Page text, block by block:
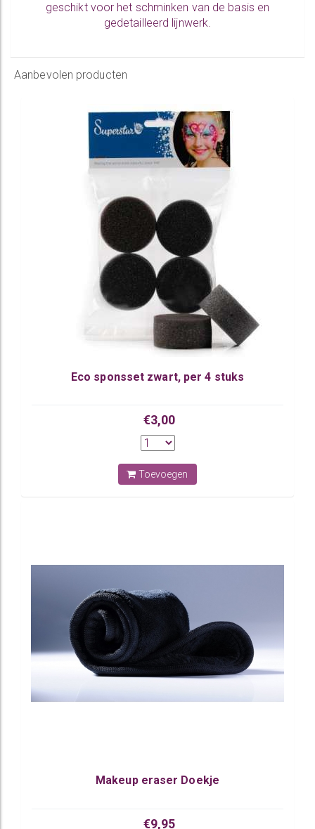
geschikt voor het schminken van de basis en
gedetailleerd lijnwerk.
Aanbevolen producten
Eco sponsset zwart, per 4 stuks
€3,00
Toevoegen
Makeup eraser Doekje
€9,95